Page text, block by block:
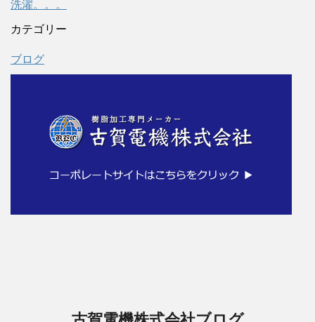
洗濯。。。
カテゴリー
ブログ